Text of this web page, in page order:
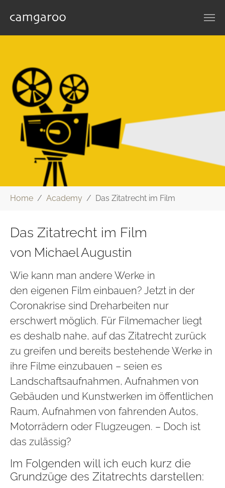
Home Academy Das Zitatrecht im Film
Das Zitatrecht im Film
von Michael Augustin
Wie kann man andere Werke in
den eigenen Film einbauen? Jetzt in der
Coronakrise sind Dreharbeiten nur
erschwert möglich. Für Filmemacher liegt
es deshalb nahe, auf das Zitatrecht zurück
zu greifen und bereits bestehende Werke in
ihre Filme einzubauen – seien es
Landschaftsaufnahmen, Aufnahmen von
Gebäuden und Kunstwerken im öffentlichen
Raum, Aufnahmen von fahrenden Autos,
Motorrädern oder Flugzeugen. – Doch ist
das zulässig?
Im Folgenden will ich euch kurz die
Grundzüge des Zitatrechts darstellen: